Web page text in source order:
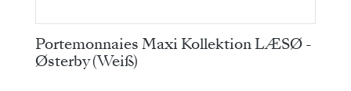
Portemonnaies Maxi Kollektion LÆSØ -
Østerby (Weiß)